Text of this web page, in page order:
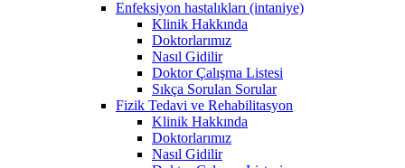
Enfeksiyon hastalıkları (intaniye)
Klinik Hakkında
Doktorlarımız
Nasıl Gidilir
Doktor Çalışma Listesi
Sıkça Sorulan Sorular
Fizik Tedavi ve Rehabilitasyon
Klinik Hakkında
Doktorlarımız
Nasıl Gidilir